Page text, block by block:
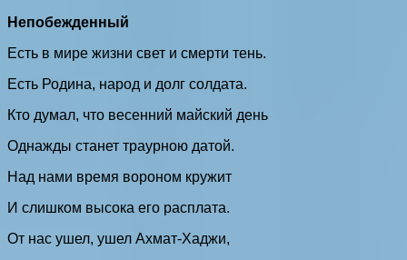
Непобежденный
Есть в мире жизни свет и смерти тень.
Есть Родина, народ и долг солдата.
Кто думал, что весенний майский день
Однажды станет траурною датой.
Над нами время вороном кружит
И слишком высока его расплата.
От нас ушел, ушел Ахмат-Хаджи,